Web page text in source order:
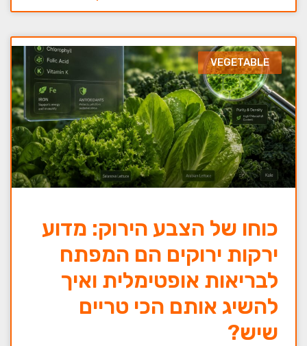
VEGETABLE
כוחו של הצבע הירוק: מדוע
ירקות ירוקים הם המפתח
לבריאות אופטימלית ואיך
להשיג אותם הכי טריים
שיש?